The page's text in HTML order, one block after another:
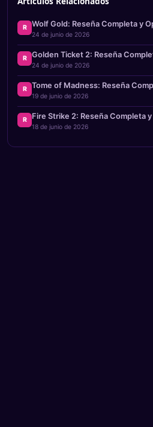
R Wolf Gold: Reseña Completa y
24 de junio de 2026
R Golden Ticket 2: Reseña
24 de junio de 2026
R Tome of Madness: Reseña
19 de junio de 2026
R Fire Strike 2: Reseña Completa
18 de junio de 2026